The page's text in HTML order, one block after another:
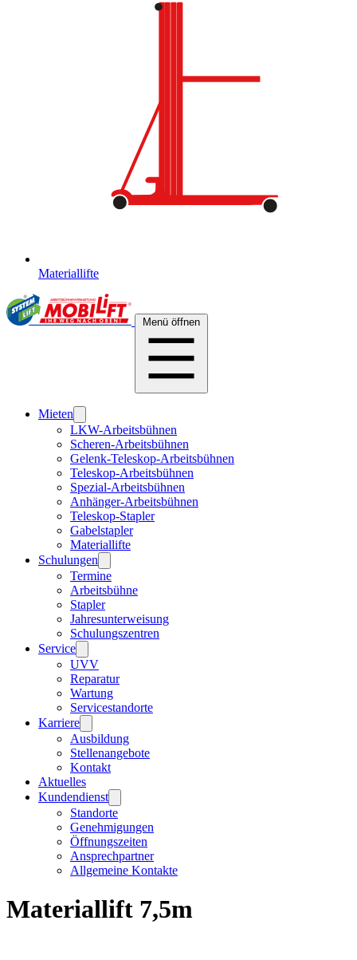
Materiallifte
Menü öffnen
Mieten
LKW-Arbeitsbühnen
Scheren-Arbeitsbühnen
Gelenk-Teleskop-Arbeitsbühnen
Teleskop-Arbeitsbühnen
Spezial-Arbeitsbühnen
Anhänger-Arbeitsbühnen
Teleskop-Stapler
Gabelstapler
Materiallifte
Schulungen
Termine
Arbeitsbühne
Stapler
Jahresunterweisung
Schulungszentren
Service
UVV
Reparatur
Wartung
Servicestandorte
Karriere
Ausbildung
Stellenangebote
Kontakt
Aktuelles
Kundendienst
Standorte
Genehmigungen
Öffnungszeiten
Ansprechpartner
Allgemeine Kontakte
Materiallift 7,5m